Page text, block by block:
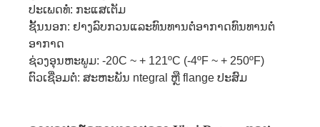
ປະເພດທໍ່: ກະແສເຕັມ
ຊັ້ນນອກ: ຢາງລົບກວນແລະທົນທານຕໍ່ອາກາດທົນທານຕໍ່
ອາກາດ
ຊ່ວງອຸນຫະພູມ: -20C ~ + 121ºC (-4ºF ~ + 250ºF)
ຕົວເຊື່ອມຕໍ່: ສະຫະພັນ ntegral ຫຼື flange ປະສົມ